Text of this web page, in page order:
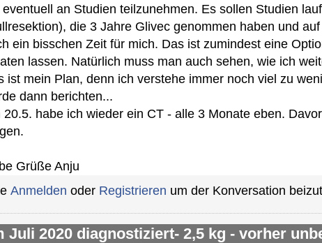
eventuell an Studien teilzunehmen. Es sollen Studien
die 3 Jahre Glivec genommen haben und
ein bisschen Zeit für mich. Das ist zumindest eine
lassen. Natürlich muss man auch sehen, wie ich
ist mein Plan, denn ich verstehe immer noch viel zu
dann berichten...
20.5. habe ich wieder ein CT - alle 3 Monate eben.
Grüße Anju
Anmelden oder Registrieren um der Konversation
Juli 2020 diagnostiziert- 2,5 kg - vorher